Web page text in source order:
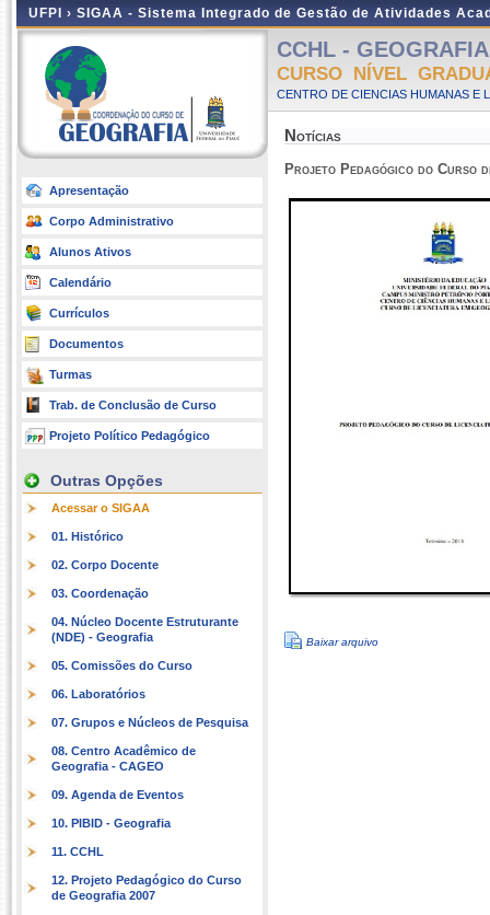
UFPI › SIGAA - Sistema Integrado de Gestão de Atividades
Apresentação
Corpo Administrativo
Alunos Ativos
Calendário
Currículos
Documentos
Turmas
Trab. de Conclusão de Curso
Projeto Político Pedagógico
Outras Opções
Acessar o SIGAA
01. Histórico
02. Corpo Docente
03. Coordenação
04. Núcleo Docente Estruturante
(NDE) - Geografia
05. Comissões do Curso
06. Laboratórios
07. Grupos e Núcleos de Pesquisa
08. Centro Acadêmico de
Geografia - CAGEO
09. Agenda de Eventos
10. PIBID - Geografia
11. CCHL
12. Projeto Pedagógico do Curso
de Geografia 2007
CCHL -
CURSO NÍVEL
CENTRO DE CIENCIAS HUMANAS E
Notícias
Projeto Pedagógico do Curso
Baixar arquivo